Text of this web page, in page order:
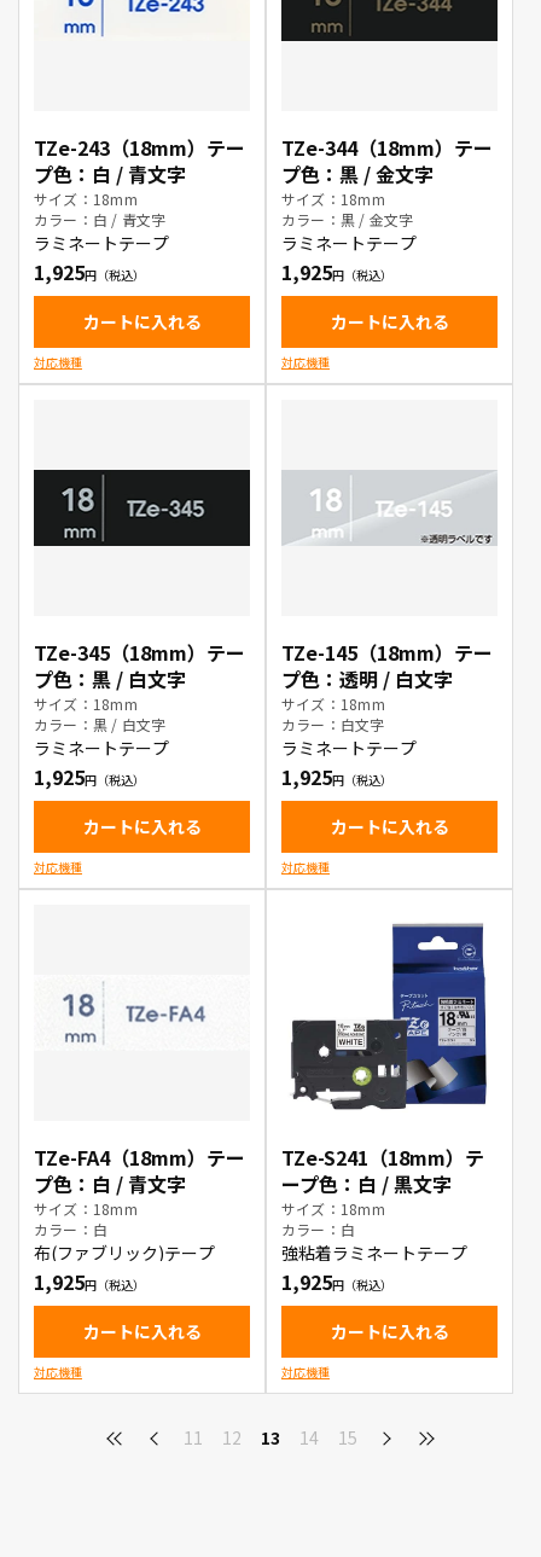
TZe-243（18mm）テー
プ色：白 / 青文字
サイズ：18mm
カラー：白 / 青文字
ラミネートテープ
1,925
カートに入れる
対応機種
TZe-344（18mm）テー
プ色：黒 / 金文字
サイズ：18mm
カラー：黒 / 金文字
ラミネートテープ
1,925
カートに入れる
対応機種
TZe-345（18mm）テー
プ色：黒 / 白文字
サイズ：18mm
カラー：黒 / 白文字
ラミネートテープ
1,925
カートに入れる
対応機種
TZe-145（18mm）テー
プ色：透明 / 白文字
サイズ：18mm
カラー：白文字
ラミネートテープ
1,925
カートに入れる
対応機種
TZe-FA4（18mm）テー
プ色：白 / 青文字
サイズ：18mm
カラー：白
布(ファブリック)テープ
1,925
カートに入れる
対応機種
TZe-S241（18mm）テ
ープ色：白 / 黒文字
サイズ：18mm
カラー：白
強粘着ラミネートテープ
1,925
カートに入れる
対応機種
11 12 13 14 15